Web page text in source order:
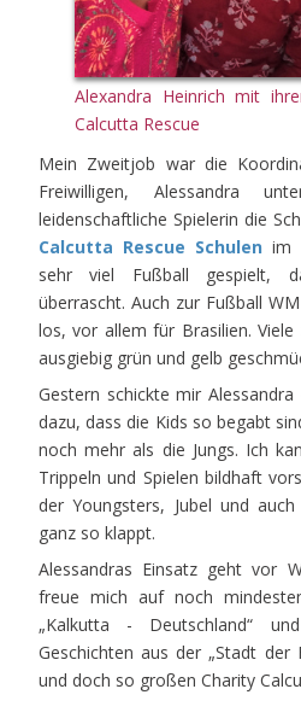
Alexandra Heinrich mit
Calcutta Rescue
Mein Zweitjob war die
Freiwilligen, Alessandra
leidenschaftliche Spielerin die
Calcutta Rescue Schulen im
sehr viel Fußball gespielt,
überrascht. Auch zur Fußball
los, vor allem für Brasilien.
ausgiebig grün und gelb
Gestern schickte mir
dazu, dass die Kids so begabt
noch mehr als die Jungs. Ich
Trippeln und Spielen bildhaft
der Youngsters, Jubel und
ganz so klappt.
Alessandras Einsatz geht vor
freue mich auf noch
„Kalkutta - Deutschland“
Geschichten aus der „Stadt der
und doch so großen Charity